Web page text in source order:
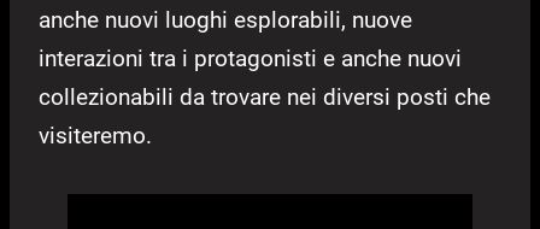
anche nuovi luoghi esplorabili, nuove
interazioni tra i protagonisti e anche nuovi
collezionabili da trovare nei diversi posti che
visiteremo.